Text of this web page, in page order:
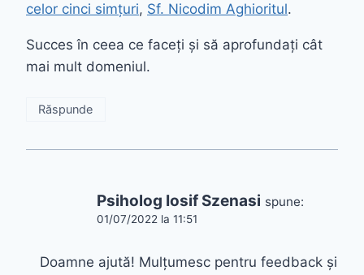
celor cinci simțuri, Sf. Nicodim Aghioritul.
Succes în ceea ce faceți și să aprofundați cât
mai mult domeniul.
Răspunde
Psiholog Iosif Szenasi spune:
01/07/2022 la 11:51
Doamne ajută! Mulțumesc pentru feedback și